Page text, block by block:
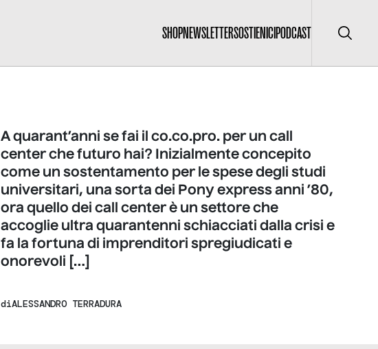
SHOPNEWSLETTERSOSTIENICIPODCAST Cerca
A quarant’anni se fai il co.co.pro. per un call
center che futuro hai? Inizialmente concepito
come un sostentamento per le spese degli studi
universitari, una sorta dei Pony express anni ’80,
ora quello dei call center è un settore che
accoglie ultra quarantenni schiacciati dalla crisi e
fa la fortuna di imprenditori spregiudicati e
onorevoli […]
diALESSANDRO TERRADURA